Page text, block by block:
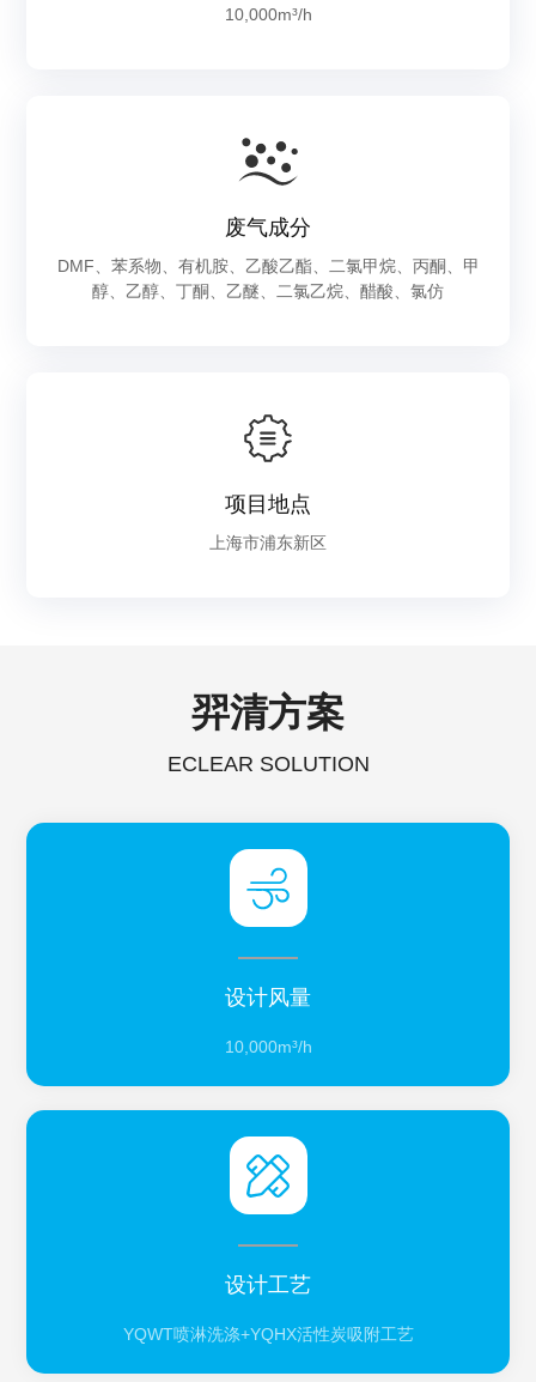
10,000m³/h
废气成分
DMF、苯系物、有机胺、乙酸乙酯、二氯甲烷、丙酮、甲
醇、乙醇、丁酮、乙醚、二氯乙烷、醋酸、氯仿
项目地点
上海市浦东新区
羿清方案
ECLEAR SOLUTION
设计风量
10,000m³/h
设计工艺
YQWT喷淋洗涤+YQHX活性炭吸附工艺